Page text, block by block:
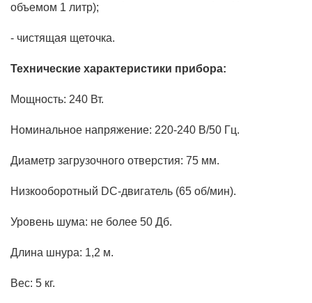
объемом 1 литр);
- чистящая щеточка.
Технические характеристики прибора:
Мощность: 240 Вт.
Номинальное напряжение: 220-240 В/50 Гц.
Диаметр загрузочного отверстия: 75 мм.
Низкооборотный DC-двигатель (65 об/мин).
Уровень шума: не более 50 Дб.
Длина шнура: 1,2 м.
Вес: 5 кг.